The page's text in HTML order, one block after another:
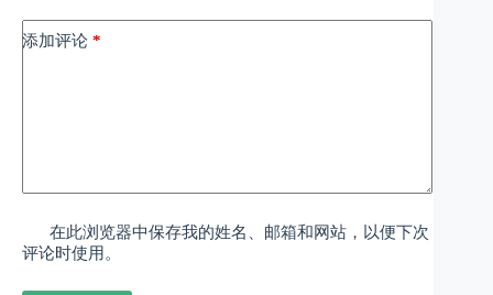
添加评论 *
在此浏览器中保存我的姓名、邮箱和网站，以便下次
评论时使用。